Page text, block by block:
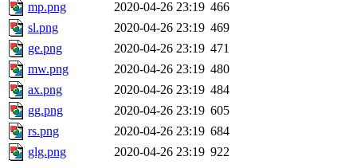
mp.png
2020-04-26 23:19 466
sl.png
2020-04-26 23:19 469
ge.png
2020-04-26 23:19 471
mw.png
2020-04-26 23:19 480
ax.png
2020-04-26 23:19 484
gg.png
2020-04-26 23:19 605
rs.png
2020-04-26 23:19 684
glg.png
2020-04-26 23:19 922